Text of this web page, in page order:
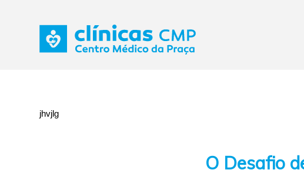
jhvjlg
O Desafio